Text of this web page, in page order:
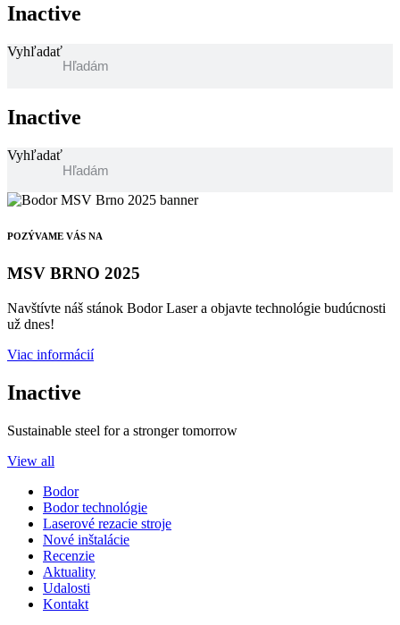
Inactive
Vyhľadať
Inactive
Vyhľadať
POZÝVAME VÁS NA
MSV BRNO 2025
Navštívte náš stánok Bodor Laser a objavte technológie budúcnosti
už dnes!
Viac informácií
Inactive
Sustainable steel for a stronger tomorrow
View all
Bodor
Bodor technológie
Laserové rezacie stroje
Nové inštalácie
Recenzie
Aktuality
Udalosti
Kontakt